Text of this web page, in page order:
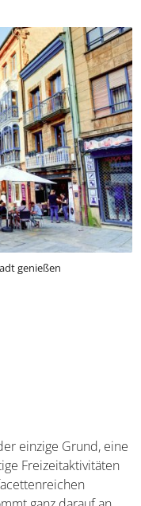
genießen
einzige Grund, eine
Freizeitaktivitäten